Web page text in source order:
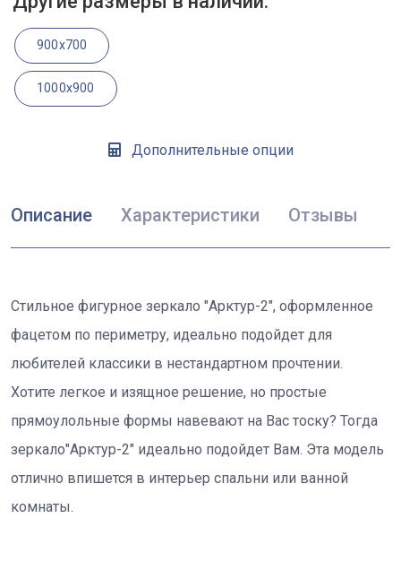
900x700
1000x900
Дополнительные опции
Описание Характеристики Отзывы
Стильное фигурное зеркало "Арктур-2", оформленное
фацетом по периметру, идеально подойдет для
любителей классики в нестандартном прочтении.
Хотите легкое и изящное решение, но простые
прямоулольные формы навевают на Вас тоску? Тогда
зеркало"Арктур-2" идеально подойдет Вам. Эта модель
отлично впишется в интерьер спальни или ванной
комнаты.